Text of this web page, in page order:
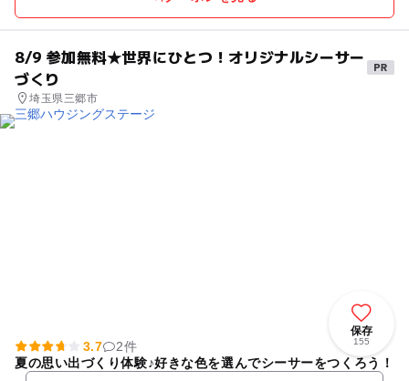
8/9 参加無料★世界にひとつ！オリジナルシーサー
づくり
埼玉県三郷市
保存
155
3.7
2件
夏の思い出づくり体験♪好きな色を選んでシーサーをつくろう！